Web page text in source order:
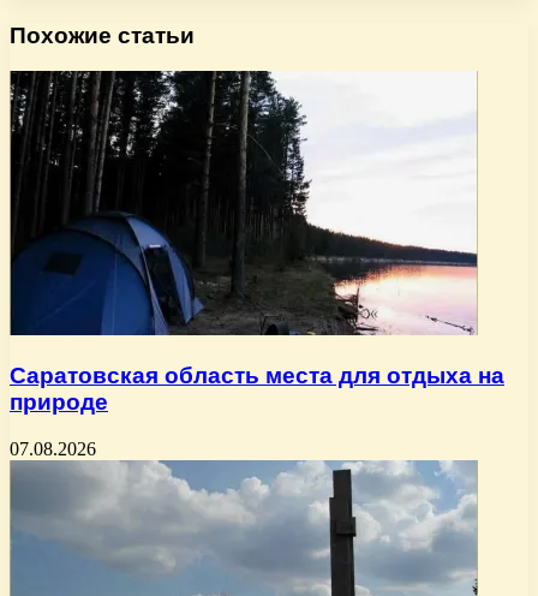
Похожие статьи
Саратовская область места для отдыха на
природе
07.08.2026